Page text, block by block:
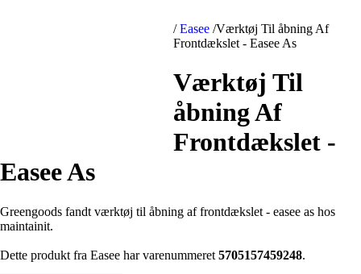
/ Easee /Værktøj Til åbning Af
Frontdækslet - Easee As
Værktøj Til
åbning Af
Frontdækslet -
Easee As
Greengoods fandt værktøj til åbning af frontdækslet - easee as hos
maintainit.
Dette produkt fra Easee har varenummeret 5705157459248.